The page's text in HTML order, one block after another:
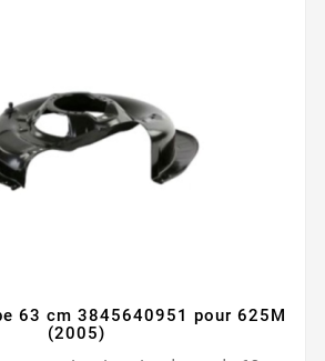
63 cm 3845640951 pour 625M
(2005)